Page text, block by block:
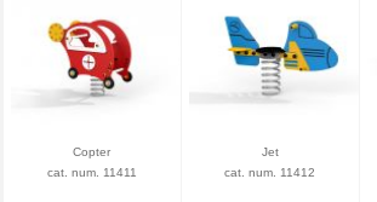
Copter
cat. num. 11411
Jet
cat. num. 11412